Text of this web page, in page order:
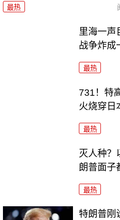
最热
里海一声
战争炸成
最热
731！特
火烧穿日
最热
灭人种？
朗普面子
最热
特朗普刚